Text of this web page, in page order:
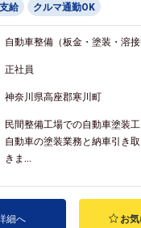
給 クルマ通勤OK
自動車整備（板金・塗装・溶接
正社員
神奈川県高座郡寒川町
民間整備工場での自動車塗装
自動車の塗装業務と納車引き
きま...
細へ お